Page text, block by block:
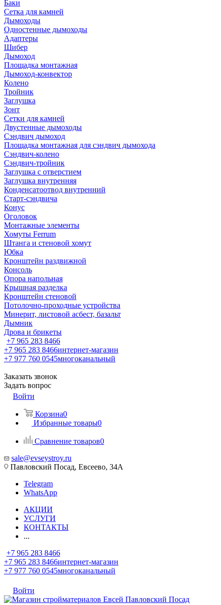
Баки
Сетка для камней
Дымоходы
Одностенные дымоходы
Адаптеры
Шибер
Дымоход
Площадка монтажная
Дымоход-конвектор
Колено
Тройник
Заглушка
Зонт
Сетки для камней
Двустенные дымоходы
Сэндвич дымоход
Площадка монтажная для сэндвич дымохода
Сэндвич-колено
Сэндвич-тройник
Заглушка с отверстием
Заглушка внутренняя
Конденсатоотвод внутренний
Старт-сэндвича
Конус
Оголовок
Монтажные элементы
Хомуты Ferrum
Штанга и стеновой хомут
Юбка
Кронштейн раздвижной
Консоль
Опора напольная
Крышная разделка
Кронштейн стеновой
Потолочно-проходные устройства
Минерит, листовой асбест, базальт
Дымник
Дрова и брикеты
+7 965 283 8466
+7 965 283 8466интернет-магазин
+7 977 760 0545многоканальный
Заказать звонок
Задать вопрос
Войти
Корзина0
Избранные товары0
Сравнение товаров0
sale@evseystroy.ru
Павловский Посад, Евсеево, 34А
Telegram
WhatsApp
АКЦИИ
УСЛУГИ
КОНТАКТЫ
...
+7 965 283 8466
+7 965 283 8466интернет-магазин
+7 977 760 0545многоканальный
Войти